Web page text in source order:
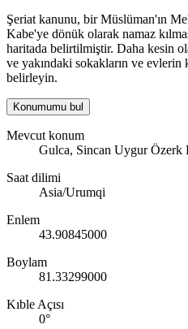
Şeriat kanunu, bir Müslüman'ın
Kabe'ye dönük olarak namaz
haritada belirtilmiştir. Daha kesin
ve yakındaki sokakların ve
belirleyin.
Konumumu bul
Mevcut konum
Gulca, Sincan Uygur Özerk
Saat dilimi
Asia/Urumqi
Enlem
43.90845000
Boylam
81.33299000
Kıble Açısı
0°